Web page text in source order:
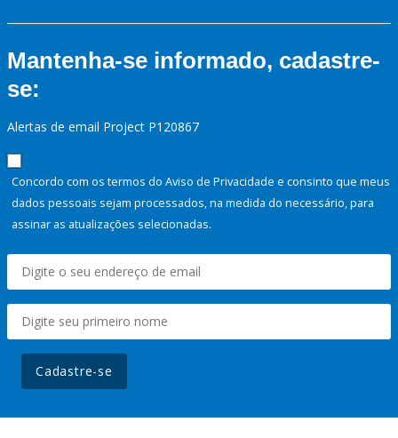
Mantenha-se informado, cadastre-
se:
Alertas de email Project P120867
Concordo com os termos do Aviso de Privacidade e consinto que meus
dados pessoais sejam processados, na medida do necessário, para
assinar as atualizações selecionadas.
Cadastre-se